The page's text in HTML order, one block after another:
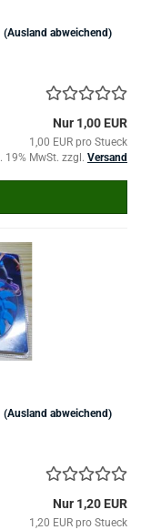
(Ausland abweichend)
Nur 1,00 EUR
1,00 EUR pro Stueck
19% MwSt. zzgl. Versand
(Ausland abweichend)
Nur 1,20 EUR
1,20 EUR pro Stueck